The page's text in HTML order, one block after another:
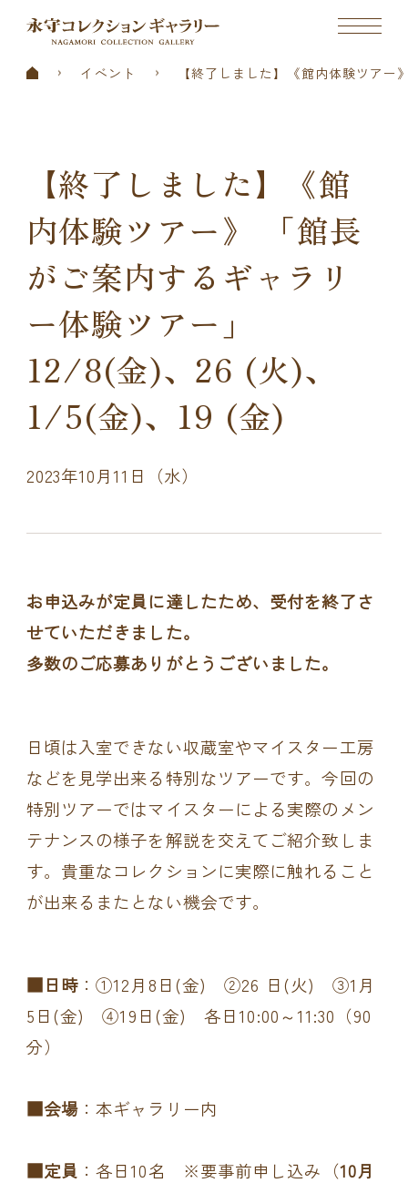
イベント 【終了しました】《館内体験ツア
【終了しました】《館
内体験ツアー》 「館長
がご案内するギャラリ
ー体験ツアー」
12/8(金)、26 (火)、
1/5(金)、19 (金)
2023年10月11日（水）
お申込みが定員に達したため、受付を終了さ
せていただきました。
多数のご応募ありがとうございました。
日頃は入室できない収蔵室やマイスター工房
などを見学出来る特別なツアーです。今回の
特別ツアーではマイスターによる実際のメン
テナンスの様子を解説を交えてご紹介致しま
す。貴重なコレクションに実際に触れること
が出来るまたとない機会です。
■日時 ：①12月8日(金) ②26 日(火) ③1月
5日(金) ④19日(金) 各日10:00～11:30（90
分）
■会場 ：本ギャラリー内
■定員 ：各日10名 ※要事前申し込み（10月